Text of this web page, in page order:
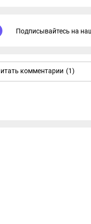
Подписывайтесь на
комментарии (1)